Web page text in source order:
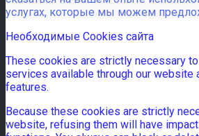
услугах, которые мы можем
Необходимые Cookies сайта
These cookies are strictly necessary
services available through our website
features.
Because these cookies are strictly
website, refusing them will have